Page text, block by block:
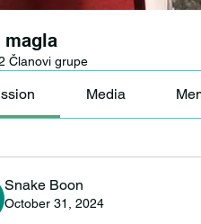
magla
Članovi grupe
Media
Snake Boon
October 31, 2024